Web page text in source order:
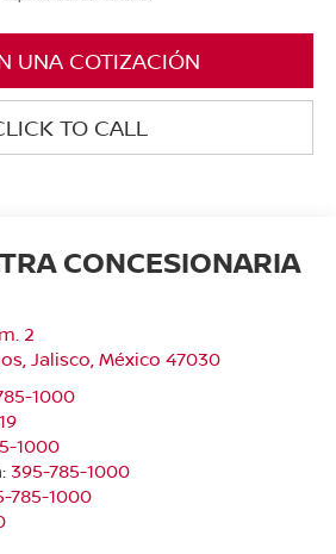
UNA COTIZACIÓN
TO CALL
CONCESIONARIA
2
Jalisco , México 47030
1000
1000
395-785-1000
785-1000